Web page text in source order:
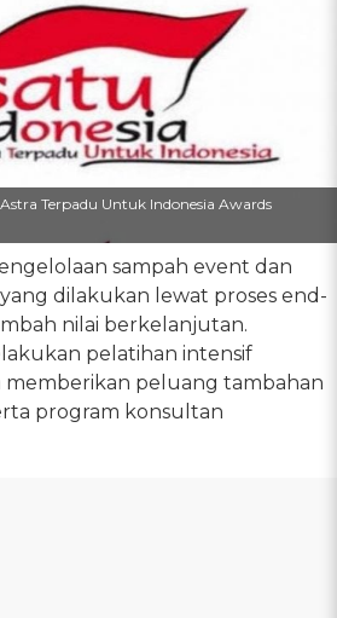
Terpadu Untuk Indonesia Awards
sampah event dan
dilakukan lewat proses end-
nilai berkelanjutan.
pelatihan intensif
memberikan peluang tambahan
program konsultan